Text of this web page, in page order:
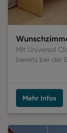
Mit Universal
bereits bei der
Mehr Infos